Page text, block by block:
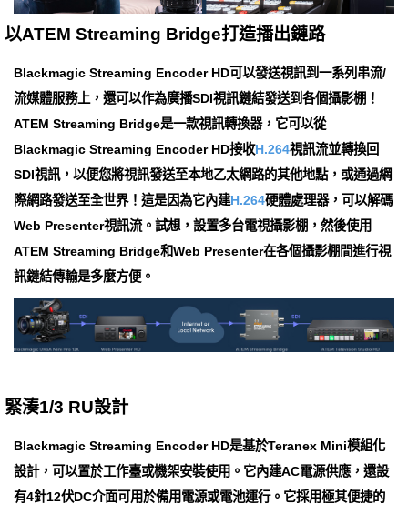
以ATEM Streaming Bridge打造播出鏈路
Blackmagic Streaming Encoder HD可以發送視訊到一系列串流/
流媒體服務上，還可以作為廣播SDI視訊鏈結發送到各個攝影棚！
ATEM Streaming Bridge是一款視訊轉換器，它可以從
Blackmagic Streaming Encoder HD接收H.264視訊流並轉換回
SDI視訊，以便您將視訊發送至本地乙太網路的其他地點，或通過網
際網路發送至全世界！這是因為它內建H.264硬體處理器，可以解碼
Web Presenter視訊流。試想，設置多台電視攝影棚，然後使用
ATEM Streaming Bridge和Web Presenter在各個攝影棚間進行視
訊鏈結傳輸是多麼方便。
緊湊1/3 RU設計
Blackmagic Streaming Encoder HD是基於Teranex Mini模組化
設計，可以置於工作臺或機架安裝使用。它內建AC電源供應，還設
有4針12伏DC介面可用於備用電源或電池運行。它採用極其便捷的